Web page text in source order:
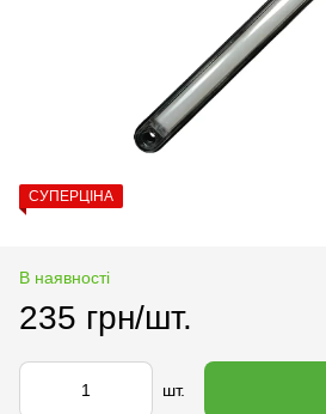
СУПЕРЦІНА
В наявності
235 грн/шт.
шт.